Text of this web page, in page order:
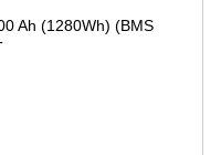
Ah (1280Wh) (BMS